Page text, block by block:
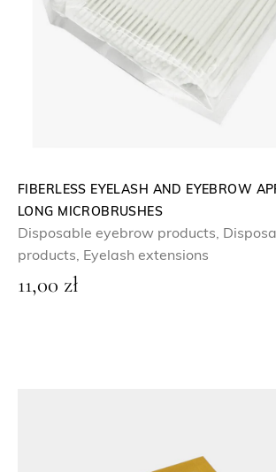
FIBERLESS EYELASH AND EYEBROW
LONG MICROBRUSHES
Disposable eyebrow products,
products, Eyelash extensions
11,00 zł